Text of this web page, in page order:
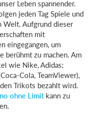
Leben spannender.
jeden Tag Spiele und
Welt. Aufgrund dieser
mit
eingegangen, um
berühmt zu machen. Am
wie Nike, Adidas;
Cola, TeamViewer),
Trikots bezahlt wird.
ohne Limitkann zu